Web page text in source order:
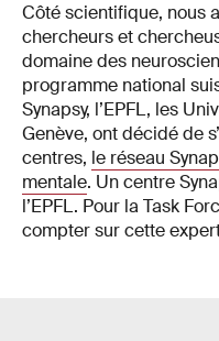
Côté scientifique, nous
chercheurs et
domaine des
programme national
Synapsy, l’EPFL, les
Genève, ont décidé de
centres, le réseau
mentale. Un centre
l’EPFL. Pour la Task
compter sur cette